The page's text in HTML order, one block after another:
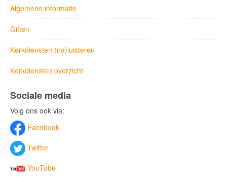
Algemene informatie
Giften
Kerkdiensten (na)luisteren
Kerkdiensten overzicht
Sociale media
Volg ons ook via:
Facebook
Twitter
YouTube